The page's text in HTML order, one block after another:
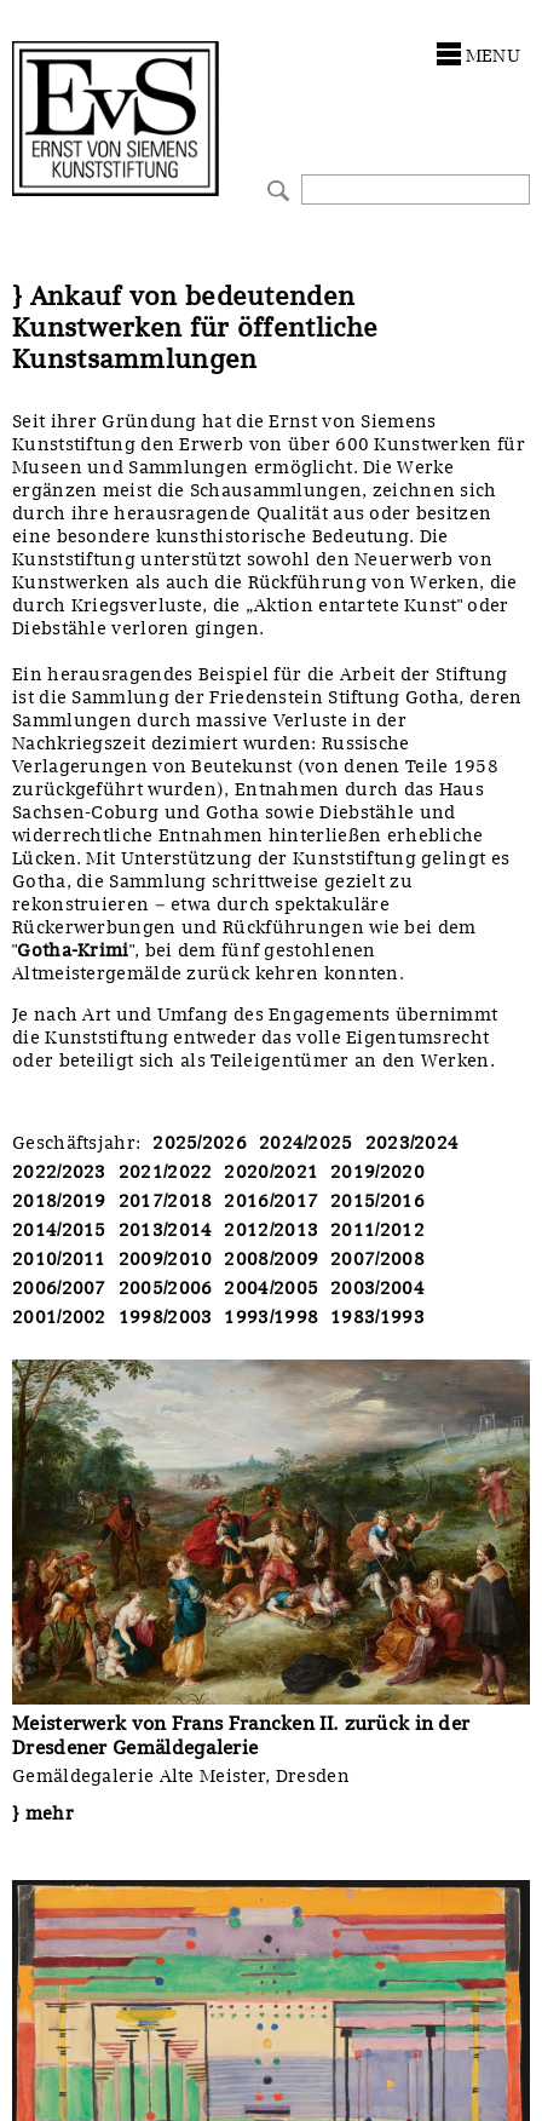
MENU
} Ankauf von bedeutenden
Kunstwerken für öffentliche
Kunstsammlungen
Seit ihrer Gründung hat die Ernst von Siemens
Kunststiftung den Erwerb von über 600 Kunstwerken für
Museen und Sammlungen ermöglicht. Die Werke
ergänzen meist die Schausammlungen, zeichnen sich
durch ihre herausragende Qualität aus oder besitzen
eine besondere kunsthistorische Bedeutung. Die
Kunststiftung unterstützt sowohl den Neuerwerb von
Kunstwerken als auch die Rückführung von Werken, die
durch Kriegsverluste, die „Aktion entartete Kunst" oder
Diebstähle verloren gingen.
Ein herausragendes Beispiel für die Arbeit der Stiftung
ist die Sammlung der Friedenstein Stiftung Gotha, deren
Sammlungen durch massive Verluste in der
Nachkriegszeit dezimiert wurden: Russische
Verlagerungen von Beutekunst (von denen Teile 1958
zurückgeführt wurden), Entnahmen durch das Haus
Sachsen-Coburg und Gotha sowie Diebstähle und
widerrechtliche Entnahmen hinterließen erhebliche
Lücken. Mit Unterstützung der Kunststiftung gelingt es
Gotha, die Sammlung schrittweise gezielt zu
rekonstruieren – etwa durch spektakuläre
Rückerwerbungen und Rückführungen wie bei dem
"Gotha-Krimi", bei dem fünf gestohlenen
Altmeistergemälde zurück kehren konnten.
Je nach Art und Umfang des Engagements übernimmt
die Kunststiftung entweder das volle Eigentumsrecht
oder beteiligt sich als Teileigentümer an den Werken.
Geschäftsjahr: 2025/2026 2024/2025
2023/2024
2022/2023
2021/2022 2020/2021
2019/2020
2018/2019
2017/2018 2016/2017
2015/2016
2014/2015
2013/2014 2012/2013
2011/2012
2010/2011
2009/2010 2008/2009
2007/2008
2006/2007
2005/2006 2004/2005
2003/2004
2001/2002
1998/2003 1993/1998 1983/1993
Meisterwerk von Frans Francken II. zurück in der
Dresdener Gemäldegalerie
Gemäldegalerie Alte Meister, Dresden
} mehr
Förderphilosophie
Gremien
Presse und Neuigkeiten
Ankauf
Restaurierungen
Werkverzeichnisse
Zwischenfinanzierung